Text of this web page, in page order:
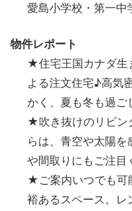
愛島小学校・第一中
物件レポート
★住宅王国カナダ生
よる注文住宅♪高気
かく、夏も冬も過ご
★吹き抜けのリビン
らは、青空や太陽
や間取りにもご注目
★ご案内いつでも可
裕あるスペース。